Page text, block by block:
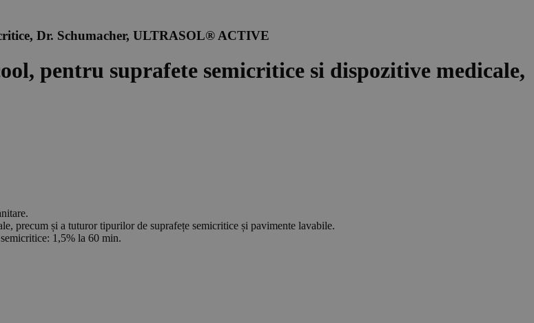
Dr. Schumacher, ULTRASOL® ACTIVE
pentru suprafete semicritice si dispozitive medicale,
precum și a tuturor tipurilor de suprafețe semicritice și pavimente lavabile.
1,5% la 60 min.